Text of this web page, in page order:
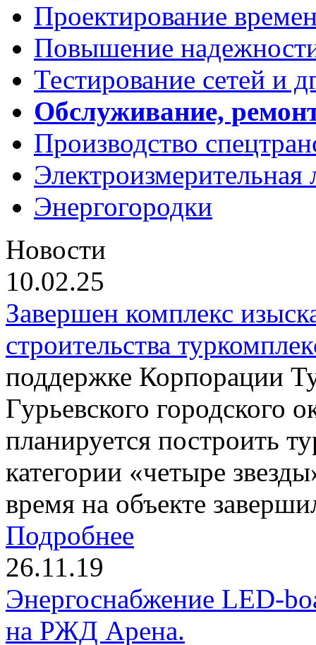
Проектирование
Повышение
Тестирование сетей и
Обслуживание,
Производство
Энергогородки
Новости
10.02.25
Завершен комплекс
строительства
поддержке Корпорации
Гурьевского городского
планируется построить
категории «четыре
время на объекте
Подробнее
26.11.19
Энергоснабжение LED-
на РЖД Арена.